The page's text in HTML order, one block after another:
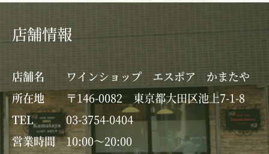
店舗情報
店舗名
ワインショップ エスポア かまたや
所在地
〒146-0082 東京都大田区池上7-1-8
TEL
03-3754-0404
営業時間
10:00～20:00